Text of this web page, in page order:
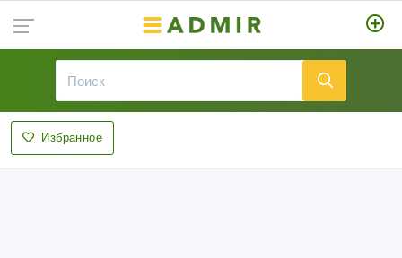
Избранное